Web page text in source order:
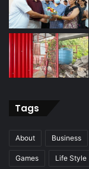
Tags
About Business
Games Life Style